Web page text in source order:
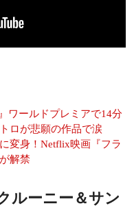
ワールドプレミアで14分
ロが悲願の作品で涙
変身！Netflix映画『フラ
解禁
ルーニー＆サン